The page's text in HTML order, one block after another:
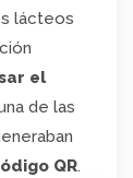
lácteos
el
de las
QR.